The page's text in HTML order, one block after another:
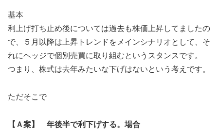
基本
利上げ打ち止め後については過去も株価上昇してましたの
で、５月以降は上昇トレンドをメインシナリオとして、そ
れにヘッジで個別売買に取り組むというスタンスです。
つまり、株式は去年みたいな下げはないという考えです。
ただそこで
【Ａ案】 年後半で利下げする。場合